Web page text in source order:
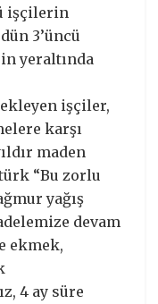
işçilerin
3’üncü
yeraltında
işçiler,
karşı
maden
“Bu zorlu
yağış
devam
ekmek,
4 ay süre